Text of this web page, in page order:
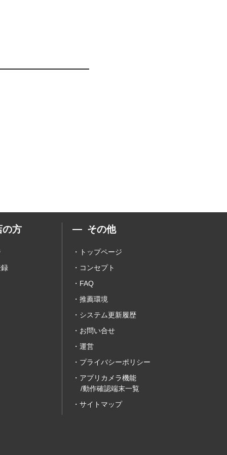
の方 その他
トップページ
コンセプト
FAQ
推薦環境
システム更新履歴
お問い合せ
運営
プライバシーポリシー
アプリカメラ機能
/動作確認端末一覧
サイトマップ